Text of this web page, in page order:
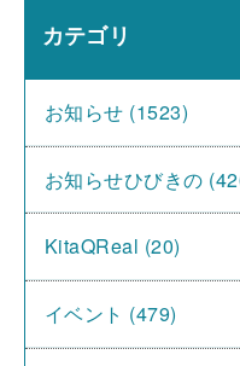
カテゴリ
お知らせ (1523)
お知らせひびきの
KitaQReal (20)
イベント (479)